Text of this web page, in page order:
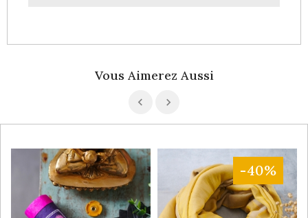
Vous Aimerez Aussi
-40%